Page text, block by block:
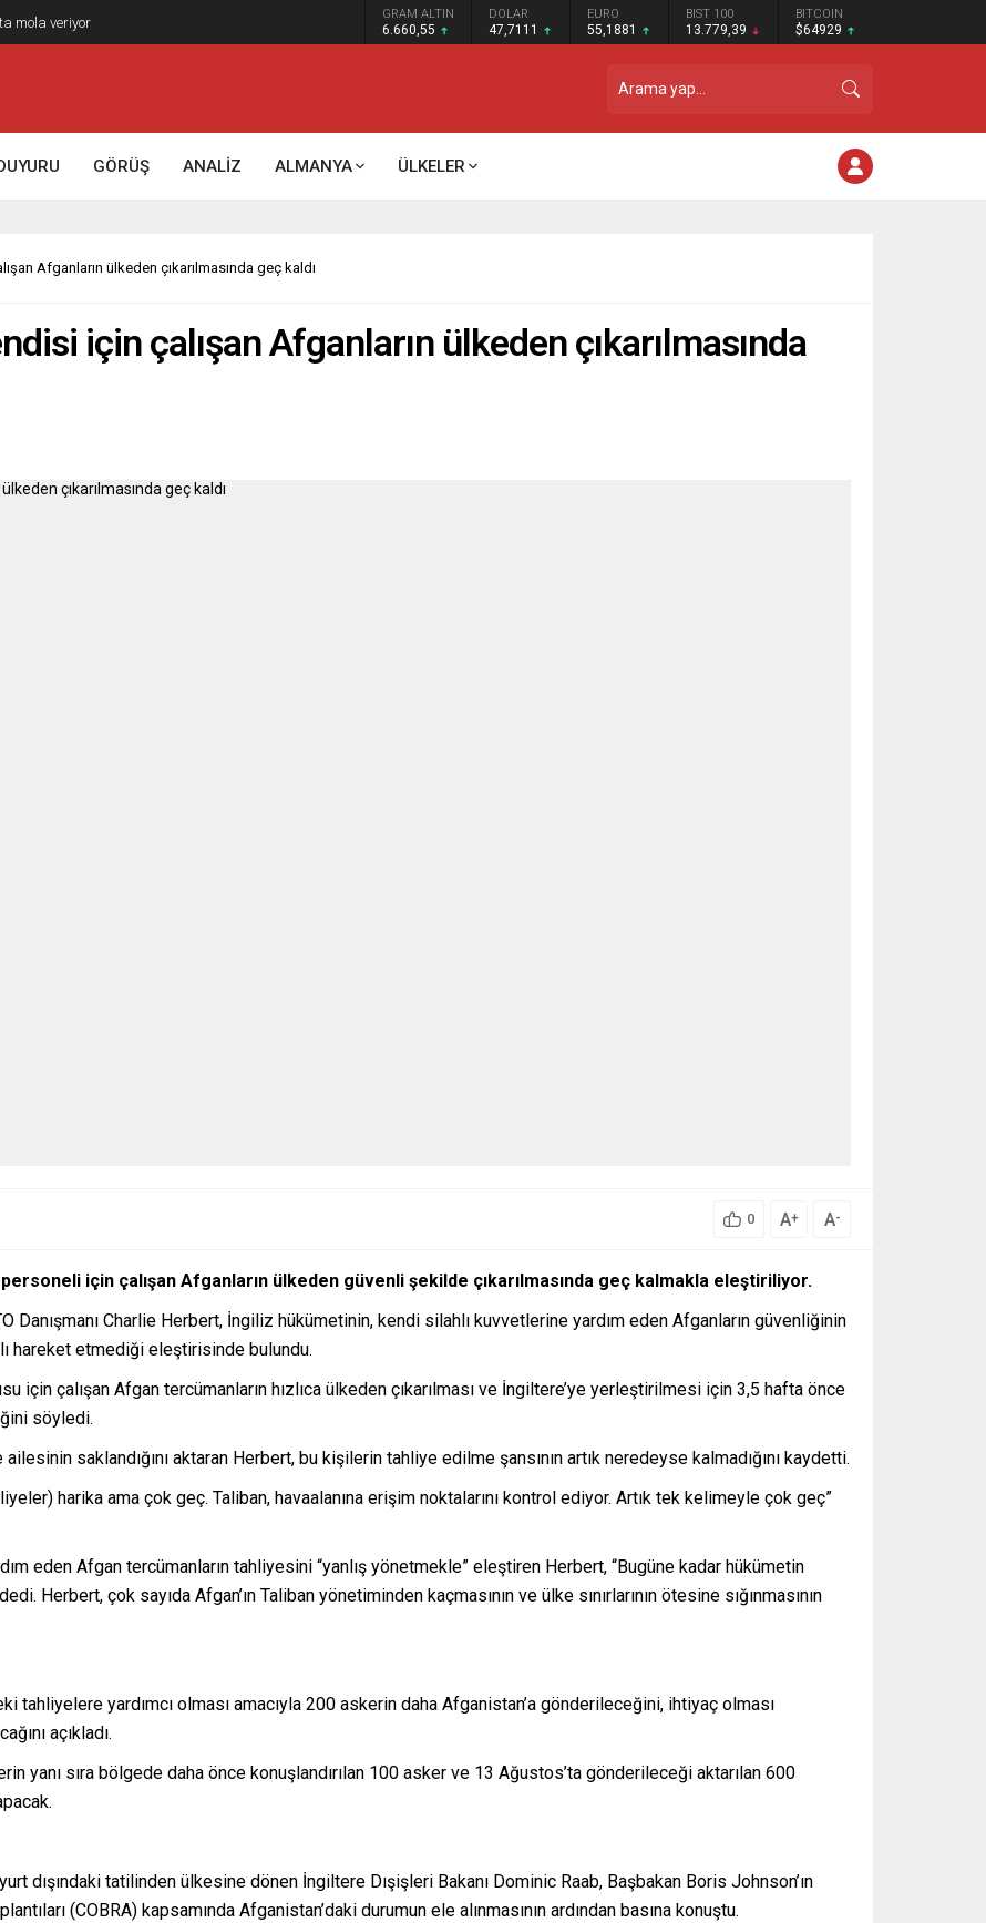
mola veriyor GRAM ALTIN
6.660,55
DOLAR
47,7111
EURO
55,1881
BIST 100
13.779,39
BITCOIN
$64929
GÖRÜŞ ANALİZ ALMANYA ÜLKELER
Afganların ülkeden çıkarılmasında geç kaldı
için çalışan Afganların ülkeden çıkarılmasında
0 A+ A-
için çalışan Afganların ülkeden güvenli şekilde çıkarılmasında geç kalmakla eleştiriliyor.
Danışmanı Charlie Herbert, İngiliz hükümetinin, kendi silahlı kuvvetlerine yardım eden Afganların güvenliğinin
hareket etmediği eleştirisinde bulundu.
için çalışan Afgan tercümanların hızlıca ülkeden çıkarılması ve İngiltere’ye yerleştirilmesi için 3,5 hafta önce
söyledi.
saklandığını aktaran Herbert, bu kişilerin tahliye edilme şansının artık neredeyse kalmadığını kaydetti.
harika ama çok geç. Taliban, havaalanına erişim noktalarını kontrol ediyor. Artık tek kelimeyle çok geç”
eden Afgan tercümanların tahliyesini “yanlış yönetmekle” eleştiren Herbert, “Bugüne kadar hükümetin
Herbert, çok sayıda Afgan’ın Taliban yönetiminden kaçmasının ve ülke sınırlarının ötesine sığınmasının
tahliyelere yardımcı olması amacıyla 200 askerin daha Afganistan’a gönderileceğini, ihtiyaç olması
açıkladı.
yanı sıra bölgede daha önce konuşlandırılan 100 asker ve 13 Ağustos’ta gönderileceği aktarılan 600
dışındaki tatilinden ülkesine dönen İngiltere Dışişleri Bakanı Dominic Raab, Başbakan Boris Johnson’ın
(COBRA) kapsamında Afganistan’daki durumun ele alınmasının ardından basına konuştu.